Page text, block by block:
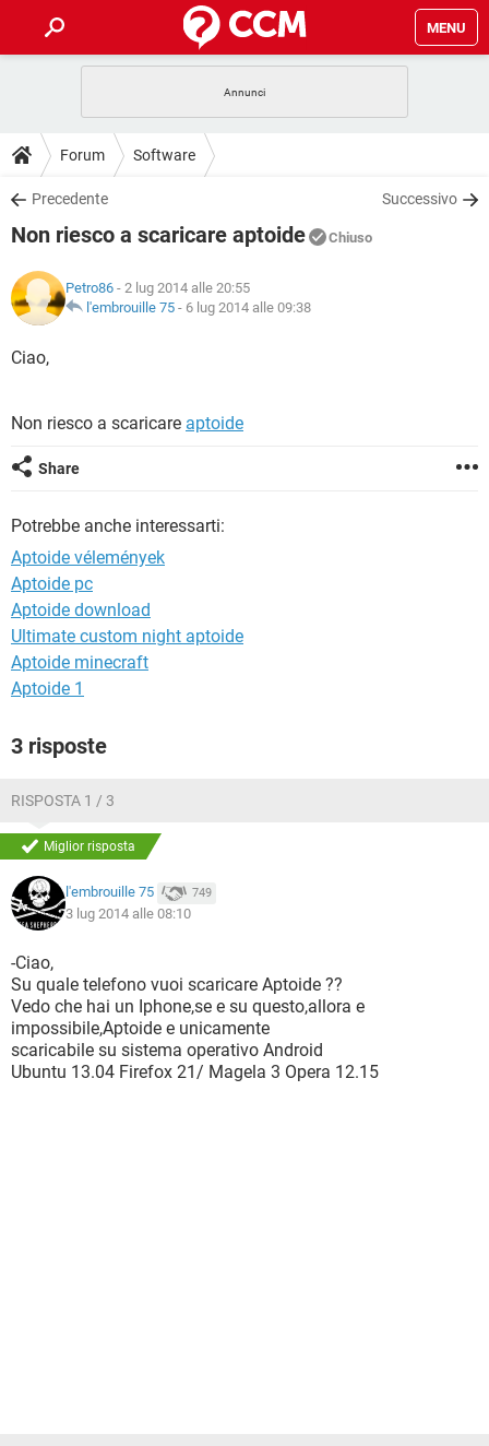
MENU
INTRATTENIMENTO
iOS
INSTAGRAM WHATSAPP
TIKTOK
HARDWARE
GUIDE
COVID-19
INSTAGRAM
TIKTOK
HARDWARE
DOWNLOAD
COVID-19 GAMING
INTRATTENIMENTO
iOS WINDOWS 10
INSTAGRAM
HARDWARE
COVID-19
INTRATTENIMENTO
iOS
HARDWARE
GLOSSARIO
COVID-19
iOS
INSTAGRAM
HARDWARE
Forum Software
Precedente Successivo
Non riesco a scaricare aptoide Chiuso
Petro86 - 2 lug 2014 alle 20:55
l'embrouille 75 - 6 lug 2014 alle 09:38
Ciao,
Non riesco a scaricare aptoide
Share
Potrebbe anche interessarti:
Aptoide vélemények
Aptoide pc
Aptoide download
Ultimate custom night aptoide
Aptoide minecraft
Aptoide 1
3 risposte
RISPOSTA 1 / 3
Miglior risposta
l'embrouille 75 749
3 lug 2014 alle 08:10
-Ciao,
Su quale telefono vuoi scaricare Aptoide ??
Vedo che hai un Iphone,se e su questo,allora e
impossibile,Aptoide e unicamente
scaricabile su sistema operativo Android
Ubuntu 13.04 Firefox 21/ Magela 3 Opera 12.15